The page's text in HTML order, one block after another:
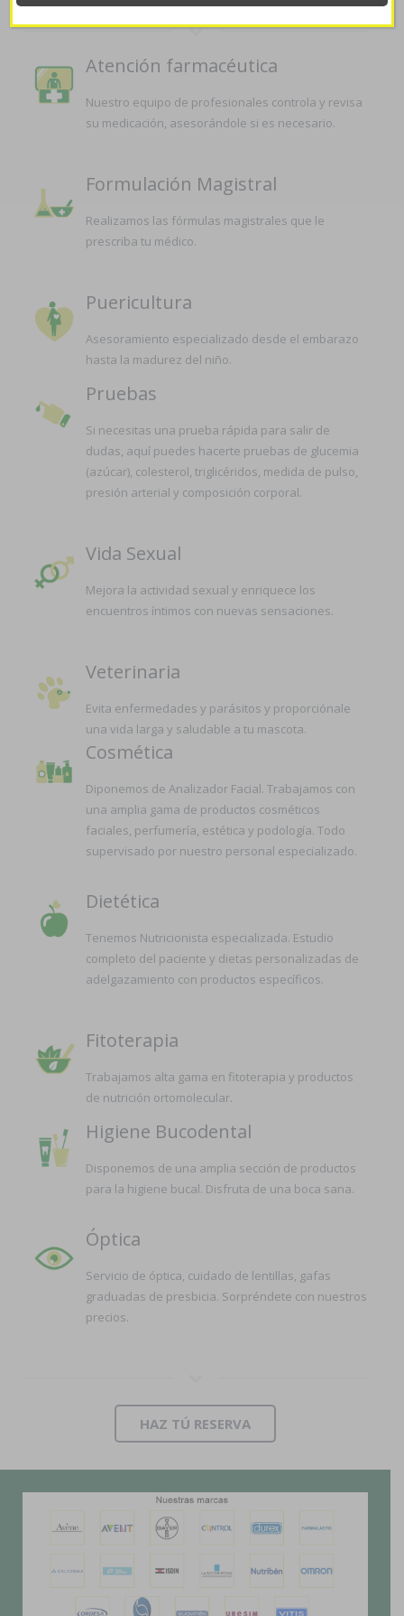
Atención farmacéutica
Nuestro equipo de profesionales controla y revisa
su medicación, asesorándole si es necesario.
Formulación Magistral
Realizamos las fórmulas magistrales que le
prescriba tu médico.
Puericultura
Asesoramiento especializado desde el embarazo
hasta la madurez del niño.
Pruebas
Si necesitas una prueba rápida para salir de
dudas, aquí puedes hacerte pruebas de glucemia
(azúcar), colesterol, triglicéridos, medida de pulso,
presión arterial y composición corporal.
Vida Sexual
Mejora la actividad sexual y enriquece los
encuentros íntimos con nuevas sensaciones.
Veterinaria
Evita enfermedades y parásitos y proporciónale
una vida larga y saludable a tu mascota.
Cosmética
Diponemos de Analizador Facial. Trabajamos con
una amplia gama de productos cosméticos
faciales, perfumería, estética y podología. Todo
supervisado por nuestro personal especializado.
Dietética
Tenemos Nutricionista especializada. Estudio
completo del paciente y dietas personalizadas de
adelgazamiento con productos específicos.
Fitoterapia
Trabajamos alta gama en fitoterapia y productos
de nutrición ortomolecular.
Higiene Bucodental
Disponemos de una amplia sección de productos
para la higiene bucal. Disfruta de una boca sana.
Óptica
Servicio de óptica, cuidado de lentillas, gafas
graduadas de presbicia. Sorpréndete con nuestros
precios.
HAZ TÚ RESERVA